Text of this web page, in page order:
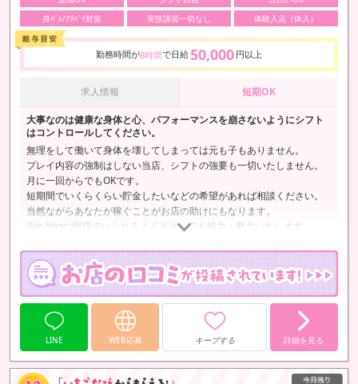
身ﾊﾞﾚ/ｱﾘﾊﾞｲ対策
実技講習一切なし 体験入店（体入）
勤務時間が8時間で日給 50,000 円以上
求人情報 短期OK
大事なのは健康な身体と心、パフォーマンスを崩さないようにシフト
はコントロールしてください。
無理をして働いて身体を壊してしまっては元も子もありません。
プレイ内容の強制はしない当店、シフトの強要も一切いたしません。
月に一回からでもOKです。
短期間でいくらくらい貯金したいなどの希望があれば相談ください。
当然ながらあなたが稼ぐことがお店の助けにもなります。
Win-Winな関係でいられるようスタッフも協力・努力いたします。
LINE WEB応募 キープする 詳細を見る